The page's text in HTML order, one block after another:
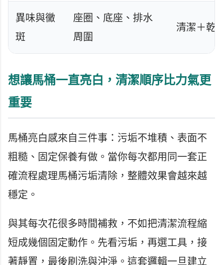
異味與黴
斑
座圈、底座、排水
周圍
清潔＋乾
想讓馬桶一直亮白，清潔順序比力氣更
重要
馬桶亮白感來自三件事：污垢不堆積、表面不
粗糙、固定保養有做。當你每次都用同一套正
確流程處理馬桶污垢清除，整體效果會越來越
穩定。
與其每次花很多時間補救，不如把清潔流程縮
短成幾個固定動作。先看污垢，再選工具，接
著靜置，最後刷洗與沖淨。這套邏輯一旦建立